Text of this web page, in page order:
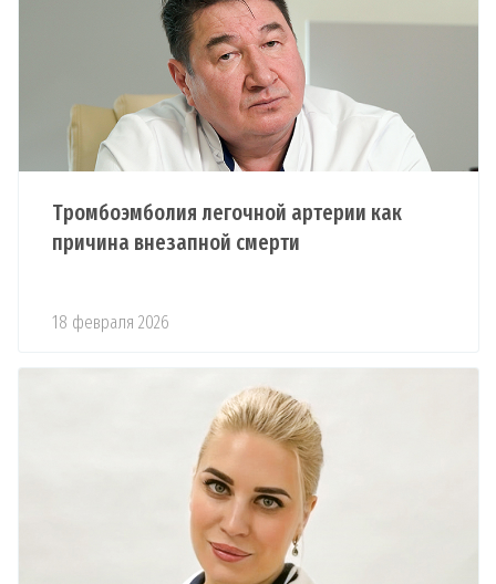
Тромбоэмболия легочной артерии как
причина внезапной смерти
18 февраля 2026